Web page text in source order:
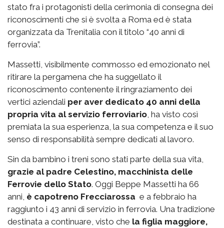
stato fra i protagonisti della cerimonia di consegna dei
riconoscimenti che si è svolta a Roma ed è stata
organizzata da Trenitalia con il titolo “40 anni di
ferrovia”.
Massetti, visibilmente commosso ed emozionato nel
ritirare la pergamena che ha suggellato il
riconoscimento contenente il ringraziamento dei
vertici aziendali per aver dedicato 40 anni della
propria vita al servizio ferroviario , ha visto così
premiata la sua esperienza, la sua competenza e il suo
senso di responsabilità sempre dedicati al lavoro.
Sin da bambino i treni sono stati parte della sua vita,
grazie al padre Celestino, macchinista delle
Ferrovie dello Stato. Oggi Beppe Massetti ha 66
anni, è capotreno Frecciarossa e a febbraio ha
raggiunto i 43 anni di servizio in ferrovia. Una tradizione
destinata a continuare, visto che la figlia maggiore,